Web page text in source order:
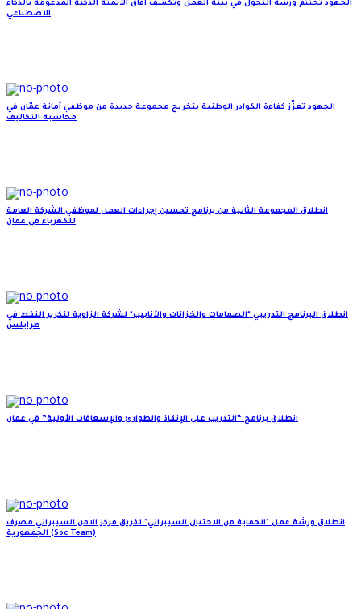
الجهود تختتم ورشة التحول في بيئة العمل وتكشف آفاق الأتمتة الذكية المدعومة بالذكاء
الاصطناعي
الجهود تعزّز كفاءة الكوادر الوطنية بتخريج مجموعة جديدة من موظفي أمانة عمّان في
محاسبة التكاليف
انطلاق المجموعة الثانية من برنامج تحسين إجراءات العمل لموظفي الشركة العامة
للكهرباء في عمان
انطلاق البرنامج التدريبي "الصمامات والخزانات والأنابيب" لشركة الزاوية لتكرير النفط في
طرابلس
انطلاق برنامج “التدريب على الإنقاذ والطوارئ والإسعافات الأولية” في عمان
انطلاق ورشة عمل "الحماية من الاحتيال السيبراني" لفريق مركز الامن السيبراني مصرف
الجمهورية (Soc Team)